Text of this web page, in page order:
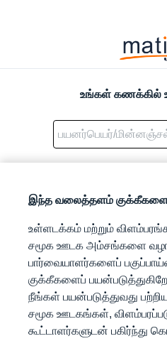
இந்த வலைத்தளம் குக்கீகளைப்
உள்ளடக்கம் மற்றும்
சமூக ஊடக அம்சங்களை
பார்வையாளர்களைப்
குக்கீகளைப்
நீங்கள் பயன்படுத்துவது
சமூக ஊடகங்கள்,
கூட்டாளர்களுடன் பகிர்ந்து
Matific
Logo
உங்கள் கணக்கில்
QR
Google